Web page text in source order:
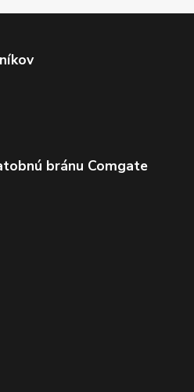
bránu Comgate